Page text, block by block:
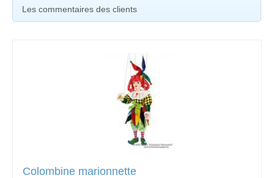
Les commentaires des clients
Colombine marionnette